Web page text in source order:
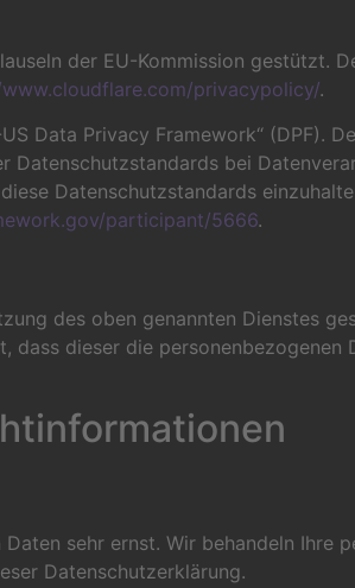
der EU-Kommission gestützt.
privacypolicy/.
Data Privacy Framework“ (DPF).
Datenschutzstandards bei
Datenschutzstandards
participant/5666.
des oben genannten Dienstes
dieser die personenbezogenen
sehr ernst. Wir behandeln Ihre
Datenschutzerklärung.